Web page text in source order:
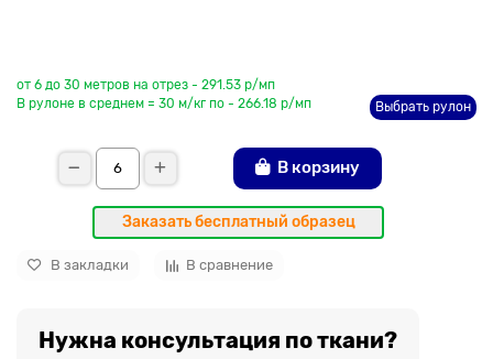
от 6 до 30 метров на отрез - 291.53 р/мп
В рулоне в среднем = 30 м/кг по - 266.18 р/мп
Выбрать рулон
В корзину
Заказать бесплатный образец
В закладки В сравнение
Нужна консультация по ткани?